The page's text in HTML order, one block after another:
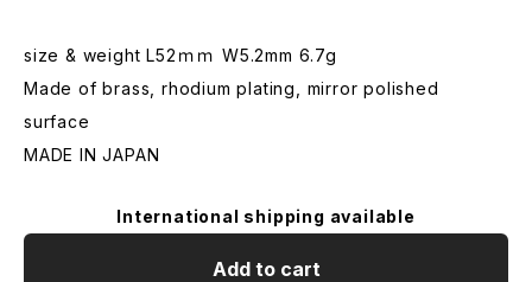
size & weight L52ｍｍ W5.2mm 6.7g
Made of brass, rhodium plating, mirror polished
surface
MADE IN JAPAN
International shipping available
Add to cart